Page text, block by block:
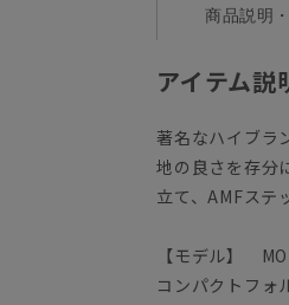
商品説明
アイテム説
著名なハイブラ
地の良さを存分
立て、AMFステ
【モデル】
コンパクトフォ